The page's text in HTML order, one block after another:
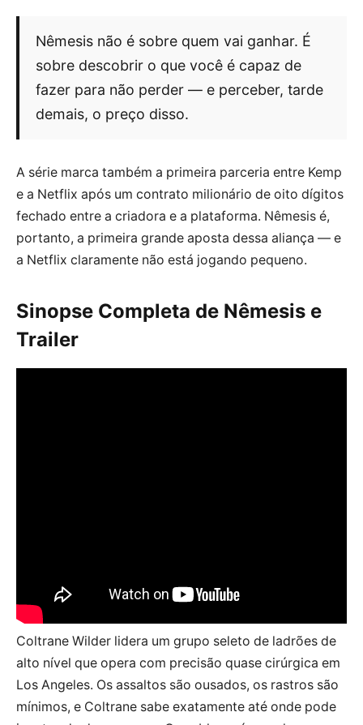
Nêmesis não é sobre quem vai ganhar. É
sobre descobrir o que você é capaz de
fazer para não perder — e perceber, tarde
demais, o preço disso.
A série marca também a primeira parceria entre Kemp
e a Netflix após um contrato milionário de oito dígitos
fechado entre a criadora e a plataforma. Nêmesis é,
portanto, a primeira grande aposta dessa aliança — e
a Netflix claramente não está jogando pequeno.
Sinopse Completa de Nêmesis e
Trailer
Coltrane Wilder lidera um grupo seleto de ladrões de
alto nível que opera com precisão quase cirúrgica em
Los Angeles. Os assaltos são ousados, os rastros são
mínimos, e Coltrane sabe exatamente até onde pode